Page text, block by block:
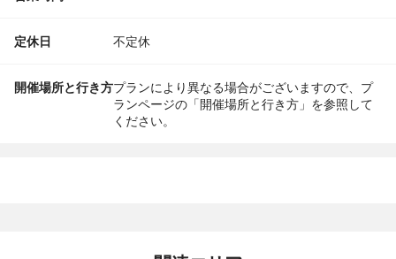
定休日 不定休
開催場所と行き方プランにより異なる場合がございますので、プ
ランページの「開催場所と行き方」を参照して
ください。